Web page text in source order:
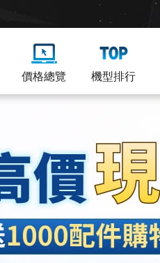
價格總覽 機型排行